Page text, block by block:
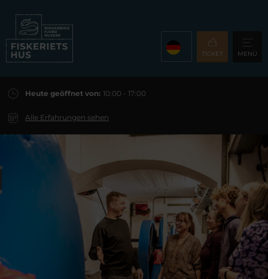
TICKET MENÜ
Heute geöffnet von: 10:00 - 17:00
Alle Erfahrungen sehen